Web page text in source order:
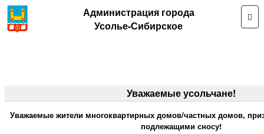
Администрация города
Усолье-Сибирское
Уважаемые усольчане!
Уважаемые жители многоквартирных домов/частных домов,
подлежащими сносу!